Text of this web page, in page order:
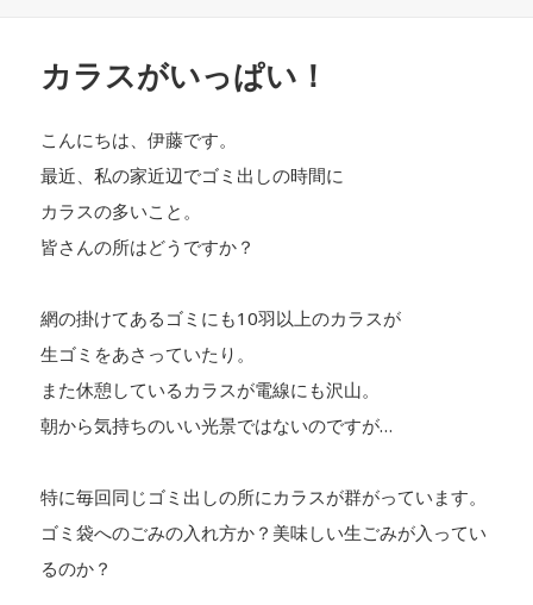
カラスがいっぱい！
こんにちは、伊藤です。
最近、私の家近辺でゴミ出しの時間に
カラスの多いこと。
皆さんの所はどうですか？
網の掛けてあるゴミにも10羽以上のカラスが
生ゴミをあさっていたり。
また休憩しているカラスが電線にも沢山。
朝から気持ちのいい光景ではないのですが…
特に毎回同じゴミ出しの所にカラスが群がっています。
ゴミ袋へのごみの入れ方か？美味しい生ごみが入ってい
るのか？